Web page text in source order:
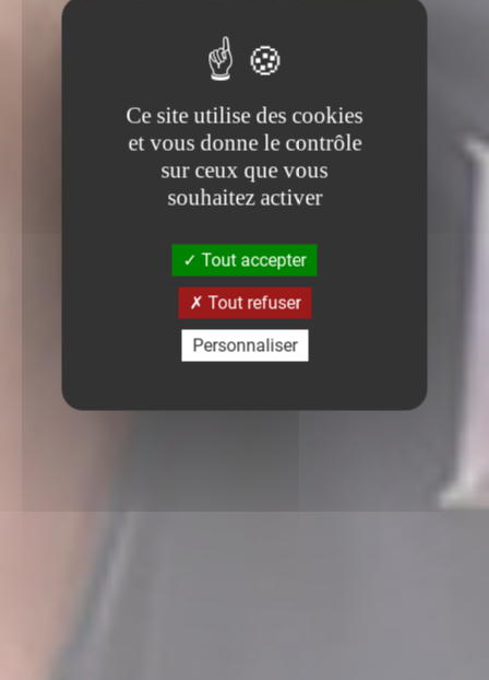
Ce site utilise des cookies
et vous donne le contrôle
sur ceux que vous
souhaitez activer
Tout accepter
Tout refuser
Personnaliser